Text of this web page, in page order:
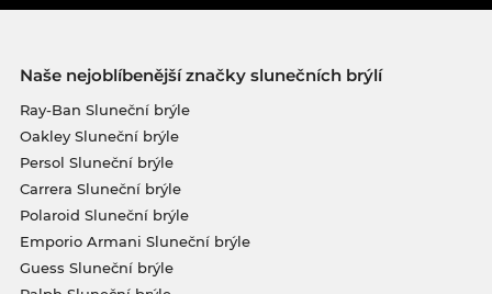
Naše nejoblíbenější značky slunečních brýlí
Ray-Ban Sluneční brýle
Oakley Sluneční brýle
Persol Sluneční brýle
Carrera Sluneční brýle
Polaroid Sluneční brýle
Emporio Armani Sluneční brýle
Guess Sluneční brýle